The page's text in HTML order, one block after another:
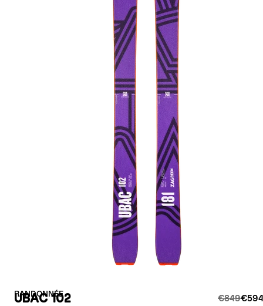
RANDONNÉE
UBAC 102 €849